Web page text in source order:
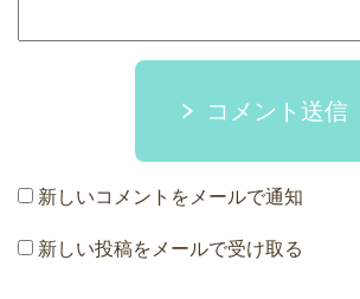
コメント送信
新しいコメントをメールで通知
新しい投稿をメールで受け取る